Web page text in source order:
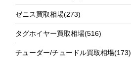
ゼニス買取相場(273)
タグホイヤー買取相場(516)
チューダー/チュードル買取相場(173)